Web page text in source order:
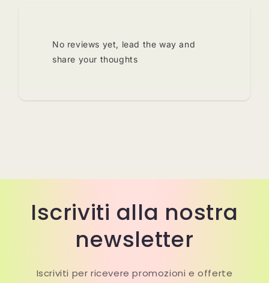
No reviews yet, lead the way and
share your thoughts
Iscriviti alla nostra
newsletter
Iscriviti per ricevere promozioni e offerte